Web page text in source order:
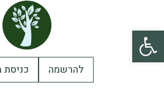
פתח סרגל נגישות
להרשמה